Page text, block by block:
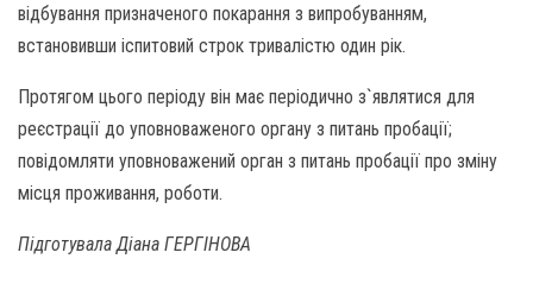
відбування призначеного покарання з випробуванням,
встановивши іспитовий строк тривалістю один рік.
Протягом цього періоду він має періодично з`являтися для
реєстрації до уповноваженого органу з питань пробації;
повідомляти уповноважений орган з питань пробації про зміну
місця проживання, роботи.
Підготувала Діана ГЕРГІНОВА